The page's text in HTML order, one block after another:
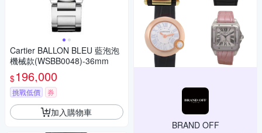
Cartier BALLON BLEU 藍泡泡
機械款(WSBB0048)-36mm
$196,000
挑戰低價 券
加入購物車
BRAND OFF